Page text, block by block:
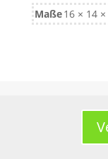
Maße16 × 14